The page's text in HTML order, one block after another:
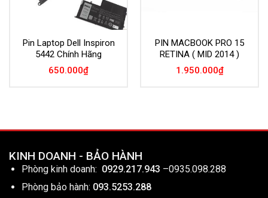
Pin Laptop Dell Inspiron
5442 Chính Hãng
650.000₫
PIN MACBOOK PRO 15
RETINA ( MID 2014 )
1.950.000₫
KINH DOANH - BẢO HÀNH
Phòng kinh doanh: 0929.217.943 –0935.098.288
Phòng bảo hành: 093.5253.288